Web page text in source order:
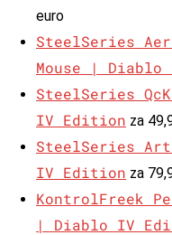
euro
SteelSeries
Mouse |
SteelSeries
IV Edition za
SteelSeries
IV Edition za
KontrolFreek
| Diablo IV